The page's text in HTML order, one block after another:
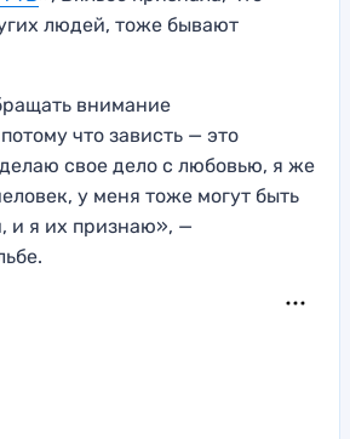
людей, тоже бывают
внимание
что зависть — это
свое дело с любовью, я же
у меня тоже могут быть
и я их признаю», —